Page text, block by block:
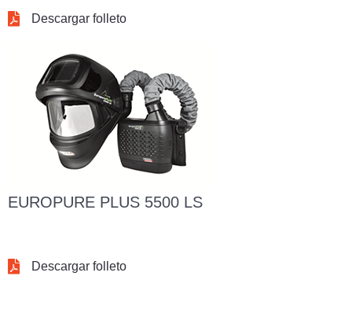
Descargar folleto
EUROPURE PLUS 5500 LS
Descargar folleto